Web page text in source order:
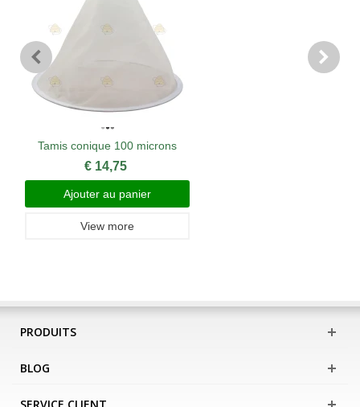
Tamis conique 100 microns
€ 14,75
Ajouter au panier
View more
PRODUITS
BLOG